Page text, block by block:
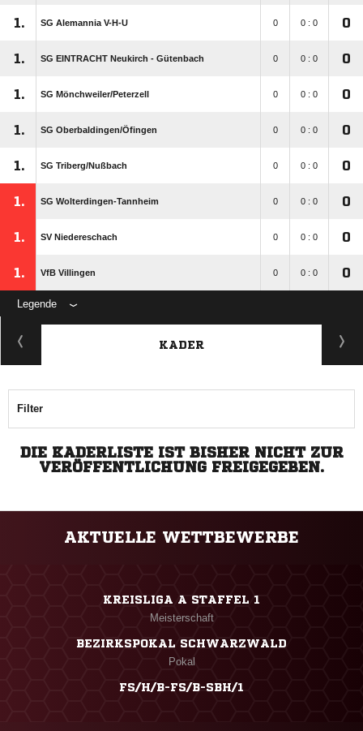
1. SG Alemannia V-H-U 0 0 : 0 0
1. SG EINTRACHT Neukirch - Gütenbach 0 0 : 0 0
1. SG Mönchweiler/​Peterzell 0 0 : 0 0
1. SG Oberbaldingen/​Öfingen 0 0 : 0 0
1. SG Triberg/​Nußbach 0 0 : 0 0
1. SG Wolterdingen-Tannheim 0 0 : 0 0
1. SV Niedereschach 0 0 : 0 0
1. VfB Villingen 0 0 : 0 0
Legende
KADER
Filter
DIE KADERLISTE IST BISHER NICHT ZUR
VERÖFFENTLICHUNG FREIGEGEBEN.
AKTUELLE WETTBEWERBE
KREISLIGA A STAFFEL 1
Meisterschaft
BEZIRKSPOKAL SCHWARZWALD
Pokal
FS/H/B-FS/B-SBH/1